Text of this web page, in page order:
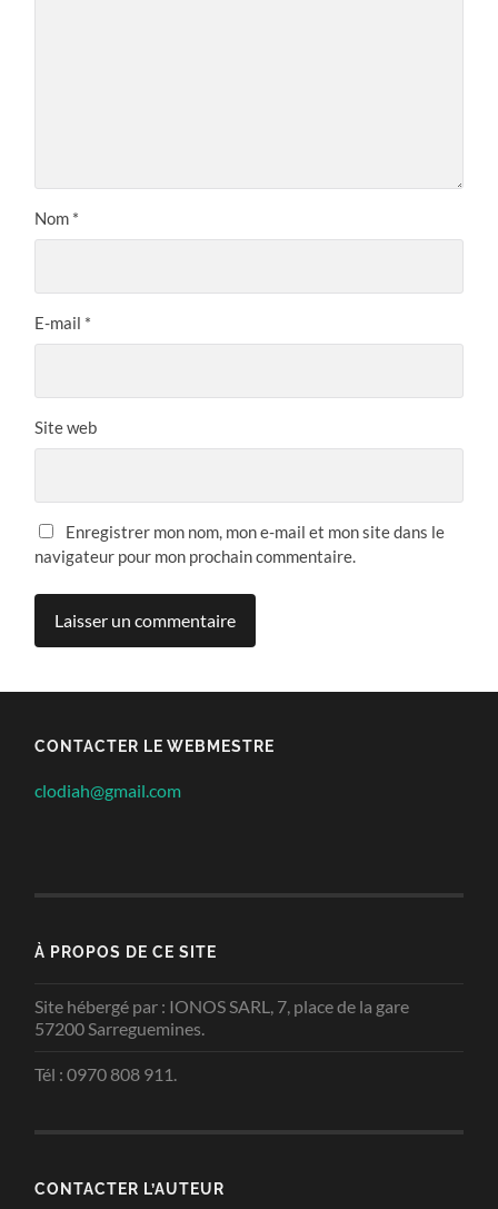
Nom *
E-mail *
Site web
Enregistrer mon nom, mon e-mail et mon site dans le
navigateur pour mon prochain commentaire.
CONTACTER LE WEBMESTRE
clodiah@gmail.com
À PROPOS DE CE SITE
Site hébergé par : IONOS SARL, 7, place de la gare
57200 Sarreguemines.
Tél : 0970 808 911.
CONTACTER L’AUTEUR